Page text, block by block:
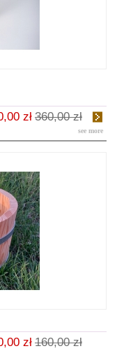
zł 360,00 zł
see more
zł 160,00 zł